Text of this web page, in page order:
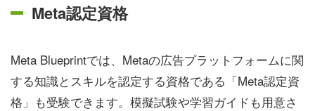
Meta認定資格
Meta Blueprintでは、Metaの広告プラットフォームに関
する知識とスキルを認定する資格である「Meta認定資
格」も受験できます。模擬試験や学習ガイドも用意さ